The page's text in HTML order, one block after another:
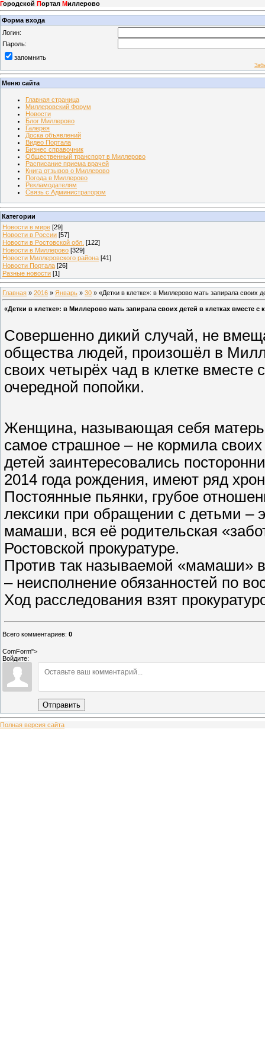
Городской Портал Миллерово
Форма входа
Логин:
Пароль:
запомнить
Меню сайта
Главная страница
Миллеровский Форум
Новости
Блог Миллерово
Галерея
Доска объявлений
Видео Портала
Бизнес справочник
Общественный транспорт в Миллерово
Расписание приема врачей
Книга отзывов о Миллерово
Погода в Миллерово
Рекламодателям
Связь с Администратором
Категории
Новости в мире [29]
Новости в России [57]
Новости в Ростовской обл. [122]
Новости в Миллерово [329]
Новости Миллеровского района [41]
Новости Портала [26]
Разные новости [1]
Главная » 2016 » Январь » 30 » «Детки в клетке»: в Миллерово мать запирала своих
«Детки в клетке»: в Миллерово мать запирала своих детей в клетках вместе с
Совершенно дикий случай, не
общества людей, произошёл в
своих четырёх чад в клетке
очередной попойки.
Женщина, называющая себя
самое страшное – не кормила
детей заинтересовались
2014 года рождения, имеют ряд
Постоянные пьянки, грубое
лексики при обращении с детьми
мамаши, вся её родительская
Ростовской прокуратуре.
Против так называемой «мамаши»
– неисполнение обязанностей по
Ход расследования взят
Всего комментариев: 0
ComForm">
Войдите:
Отправить
Полная версия сайта